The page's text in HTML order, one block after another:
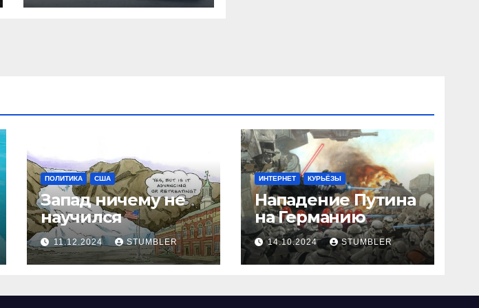
ПОЛИТИКА США
Запад ничему не
научился
11.12.2024 STUMBLER
ИНТЕРНЕТ КУРЬЁЗЫ
Нападение Путина
на Германию
14.10.2024 STUMBLER